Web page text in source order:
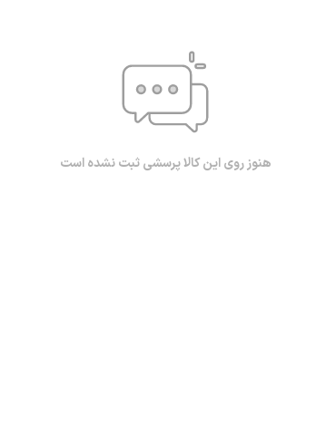
هنوز روی این کالا پرسشی ثبت نشده است